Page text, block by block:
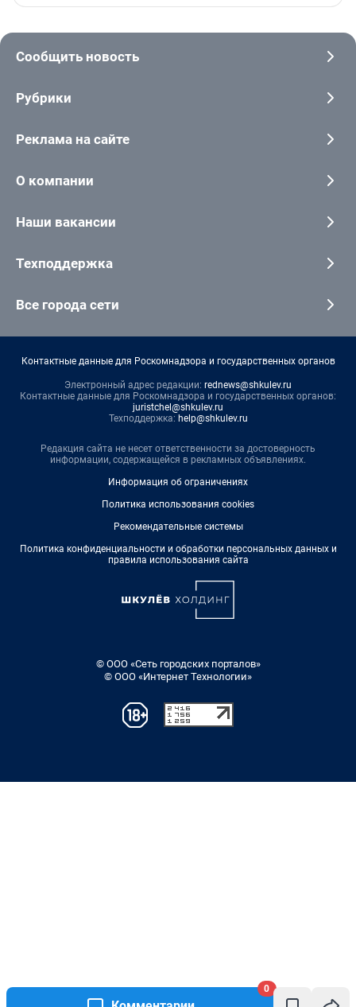
0
Сообщить новость
Рубрики
Реклама на сайте
О компании
Наши вакансии
Техподдержка
Все города сети
Контактные данные для Роскомнадзора и государственных органов
Электронный адрес редакции: rednews@shkulev.ru
Контактные данные для Роскомнадзора и государственных органов:
juristchel@shkulev.ru
Техподдержка: help@shkulev.ru
Редакция сайта не несет ответственности за достоверность
информации, содержащейся в рекламных объявлениях.
Информация об ограничениях
Политика использования cookies
Рекомендательные системы
Политика конфиденциальности и обработки персональных данных и
правила использования сайта
© ООО «Сеть городских порталов»
© ООО «Интернет Технологии»